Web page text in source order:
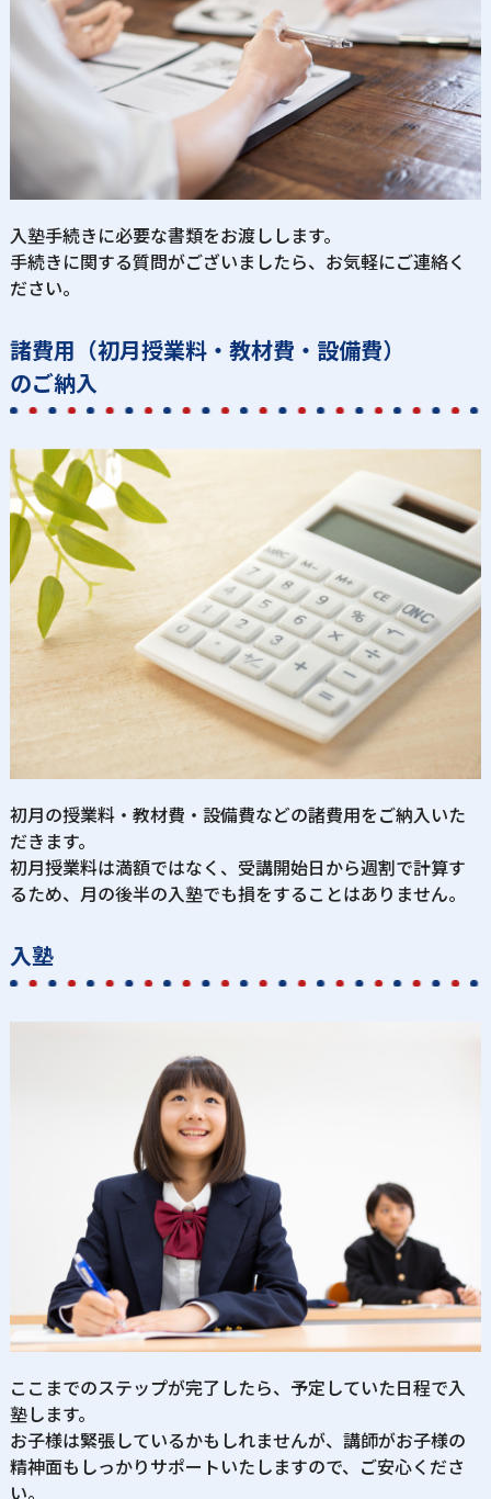
入塾手続きに必要な書類をお渡しします。
手続きに関する質問がございましたら、お気軽にご連絡く
ださい。
諸費用（初月授業料・教材費・設備費）
のご納入
初月の授業料・教材費・設備費などの諸費用をご納入いた
だきます。
初月授業料は満額ではなく、受講開始日から週割で計算す
るため、月の後半の入塾でも損をすることはありません。
入塾
ここまでのステップが完了したら、予定していた日程で入
塾します。
お子様は緊張しているかもしれませんが、講師がお子様の
精神面もしっかりサポートいたしますので、ご安心くださ
い。